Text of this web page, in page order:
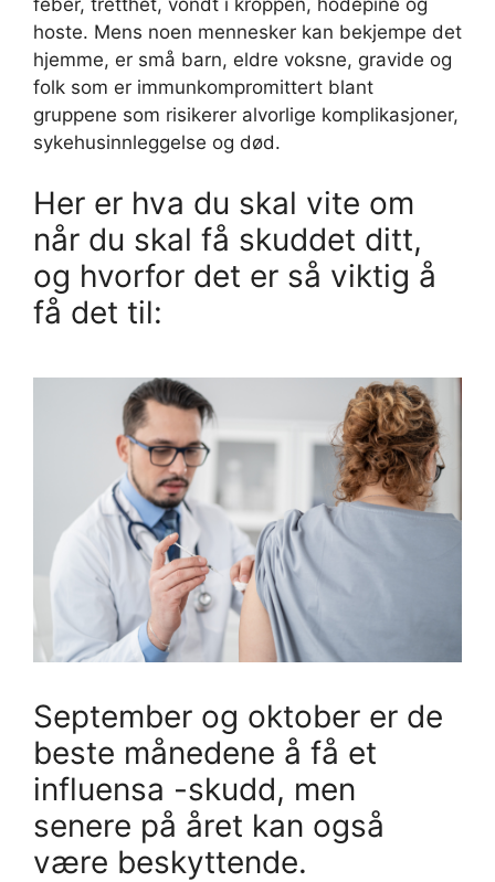
feber, tretthet, vondt i kroppen, hodepine og
hoste. Mens noen mennesker kan bekjempe det
hjemme, er små barn, eldre voksne, gravide og
folk som er immunkompromittert blant
gruppene som risikerer alvorlige komplikasjoner,
sykehusinnleggelse og død.
Her er hva du skal vite om
når du skal få skuddet ditt,
og hvorfor det er så viktig å
få det til:
September og oktober er de
beste månedene å få et
influensa -skudd, men
senere på året kan også
være beskyttende.